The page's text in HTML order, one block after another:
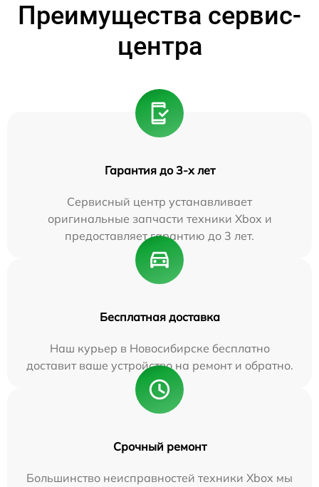
Преимущества сервис-
центра
Гарантия до 3-х лет
Сервисный центр устанавливает
оригинальные запчасти техники Xbox и
предоставляет гарантию до 3 лет.
Бесплатная доставка
Наш курьер в Новосибирске бесплатно
доставит ваше устройство на ремонт и обратно.
Срочный ремонт
Большинство неисправностей техники Xbox мы